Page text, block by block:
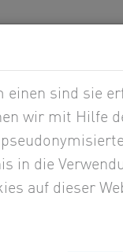
CONSULTING
einen sind sie
wir mit Hilfe
in die
auf dieser